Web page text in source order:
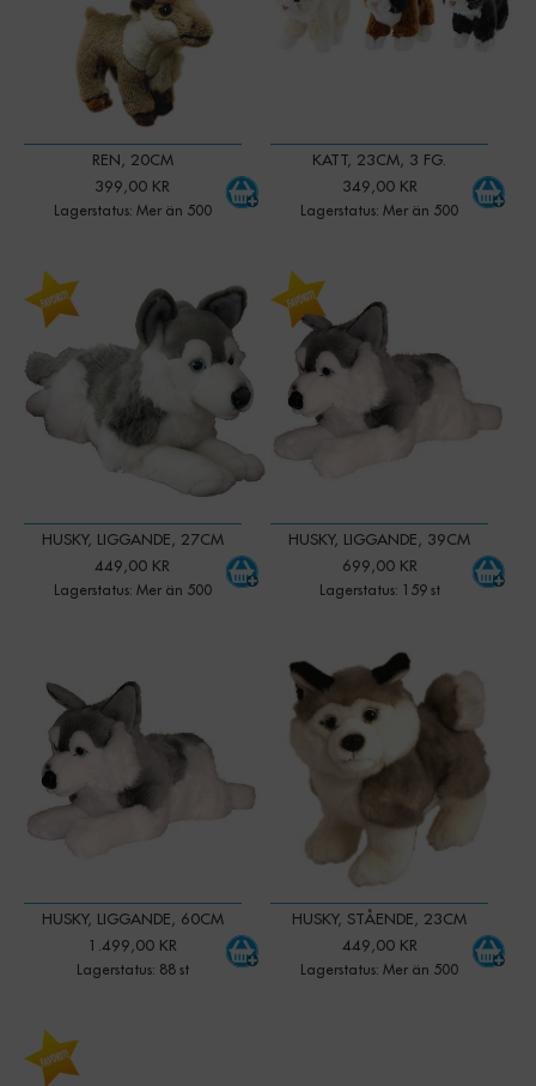
REN, 20CM
399,00 KR
Lagerstatus: Mer än 500
KATT, 23CM, 3 FG.
349,00 KR
Lagerstatus: Mer än 500
HUSKY, LIGGANDE, 27CM
449,00 KR
Lagerstatus: Mer än 500
Qty: +
HUSKY, LIGGANDE, 39CM
699,00 KR
Lagerstatus: 159 st
Qty:
HUSKY, LIGGANDE, 60CM
1.499,00 KR
Lagerstatus: 88 st
HUSKY, STÅENDE, 23CM
449,00 KR
Lagerstatus: Mer än 500
Qty: +
-
Qty: